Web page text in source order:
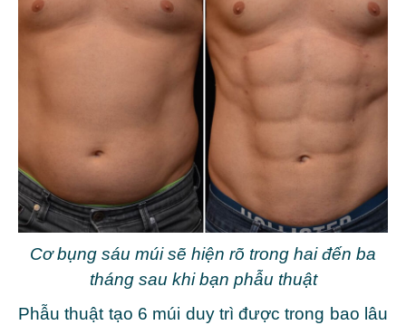
Cơ bụng sáu múi sẽ hiện rõ trong hai đến ba
tháng sau khi bạn phẫu thuật
Phẫu thuật tạo 6 múi duy trì được trong bao lâu